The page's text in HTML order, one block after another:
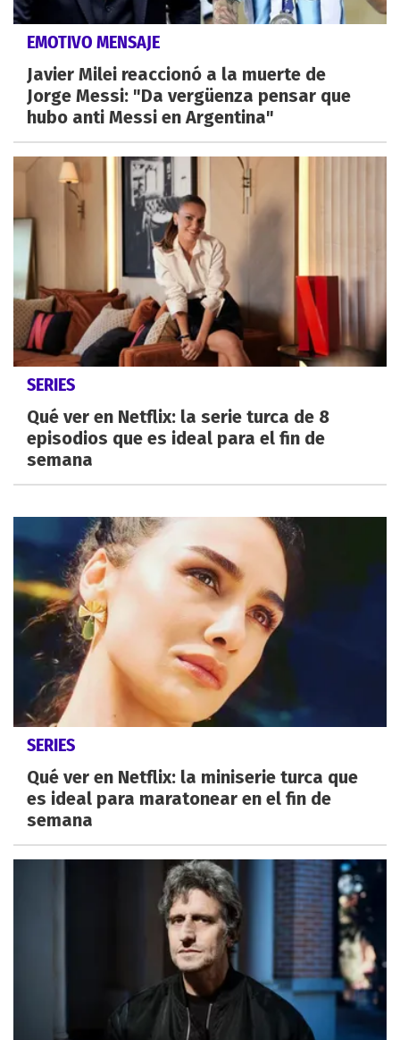
EMOTIVO MENSAJE
Javier Milei reaccionó a la muerte de
Jorge Messi: "Da vergüenza pensar que
hubo anti Messi en Argentina"
SERIES
Qué ver en Netflix: la serie turca de 8
episodios que es ideal para el fin de
semana
SERIES
Qué ver en Netflix: la miniserie turca que
es ideal para maratonear en el fin de
semana